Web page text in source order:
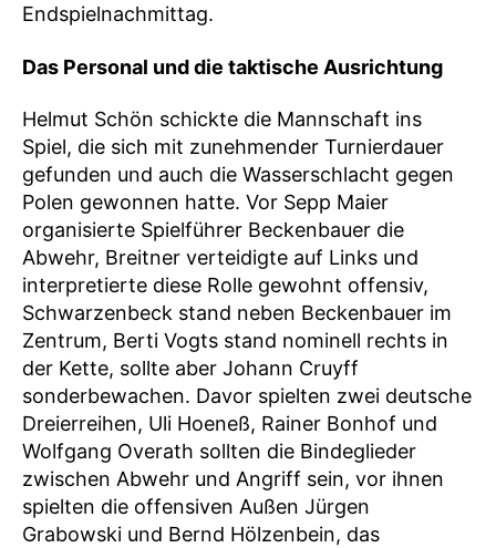
Endspielnachmittag.
Das Personal und die taktische Ausrichtung
Helmut Schön schickte die Mannschaft ins
Spiel, die sich mit zunehmender Turnierdauer
gefunden und auch die Wasserschlacht gegen
Polen gewonnen hatte. Vor Sepp Maier
organisierte Spielführer Beckenbauer die
Abwehr, Breitner verteidigte auf Links und
interpretierte diese Rolle gewohnt offensiv,
Schwarzenbeck stand neben Beckenbauer im
Zentrum, Berti Vogts stand nominell rechts in
der Kette, sollte aber Johann Cruyff
sonderbewachen. Davor spielten zwei deutsche
Dreierreihen, Uli Hoeneß, Rainer Bonhof und
Wolfgang Overath sollten die Bindeglieder
zwischen Abwehr und Angriff sein, vor ihnen
spielten die offensiven Außen Jürgen
Grabowski und Bernd Hölzenbein, das